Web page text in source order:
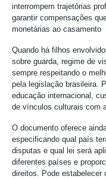
interrompem trajetórias
garantir compensações
monetárias ao casamento
Quando há filhos
sobre guarda, regime de
sempre respeitando o
pela legislação brasileira.
educação internacional,
de vínculos culturais com
O documento oferece
especificando qual país
disputas e qual lei será
diferentes países e
direitos. Pode estabelecer